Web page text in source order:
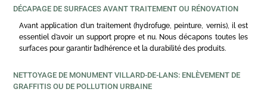
DÉCAPAGE DE SURFACES AVANT TRAITEMENT OU RÉNOVATION
Avant application d’un traitement (hydrofuge, peinture, vernis), il est
essentiel d’avoir un support propre et nu. Nous décapons toutes les
surfaces pour garantir l’adhérence et la durabilité des produits.
NETTOYAGE DE MONUMENT VILLARD-DE-LANS: ENLÈVEMENT DE
GRAFFITIS OU DE POLLUTION URBAINE